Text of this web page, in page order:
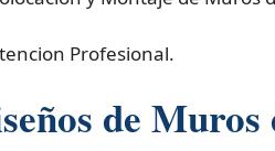
Profesional.
de